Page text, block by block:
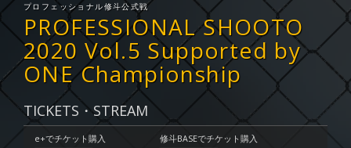
プロフェッショナル修斗公式戦
PROFESSIONAL SHOOTO
2020 Vol.5 Supported by
ONE Championship
TICKETS・STREAM
e+でチケット購入 修斗BASEでチケット購入